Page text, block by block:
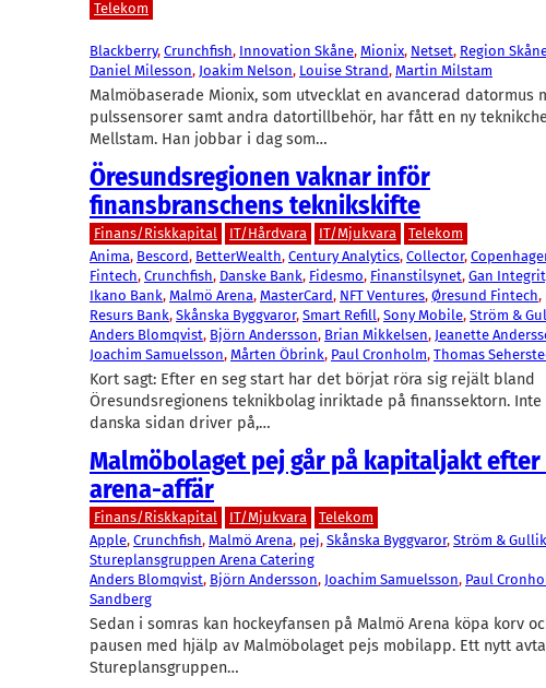
Telekom
Blackberry, Crunchfish, Innovation Skåne, Mionix, Netset, Region
Daniel Milesson, Joakim Nelson, Louise Strand, Martin Milstam
Malmöbaserade Mionix, som utvecklat en avancerad datormus
pulssensorer samt andra datortillbehör, har fått en ny
Mellstam. Han jobbar i dag som…
Öresundsregionen vaknar inför
finansbranschens teknikskifte
Finans/Riskkapital IT/Hårdvara IT/Mjukvara Telekom
Anima, Bescord, BetterWealth, Century Analytics, Collector,
Fintech, Crunchfish, Danske Bank, Fidesmo, Finanstilsynet, Gan
Ikano Bank, Malmö Arena, MasterCard, NFT Ventures, Øresund Fintech,
Resurs Bank, Skånska Byggvaror, Smart Refill, Sony Mobile, Ström &
Anders Blomqvist, Björn Andersson, Brian Mikkelsen, Jeanette
Joachim Samuelsson, Mårten Öbrink, Paul Cronholm, Thomas
Kort sagt: Efter en seg start har det börjat röra sig rejält bland
Öresundsregionens teknikbolag inriktade på finanssektorn.
danska sidan driver på,…
Malmöbolaget pej går på kapitaljakt efter
arena-affär
Finans/Riskkapital IT/Mjukvara Telekom
Apple, Crunchfish, Malmö Arena, pej, Skånska Byggvaror, Ström &
Stureplansgruppen Arena Catering
Anders Blomqvist, Björn Andersson, Joachim Samuelsson, Paul
Sandberg
Sedan i somras kan hockeyfansen på Malmö Arena köpa korv
pausen med hjälp av Malmöbolaget pejs mobilapp. Ett nytt
Stureplansgruppen…